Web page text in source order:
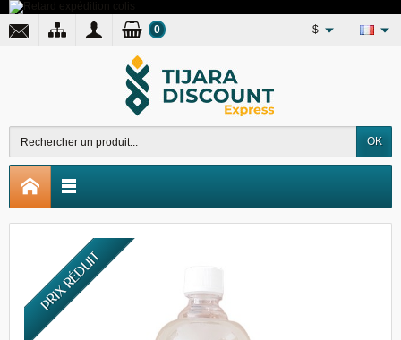
$
OK
0
PRIX RÉDUIT